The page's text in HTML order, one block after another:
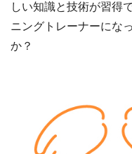
しい知識と技術が習得
ニングトレーナーにな
か？